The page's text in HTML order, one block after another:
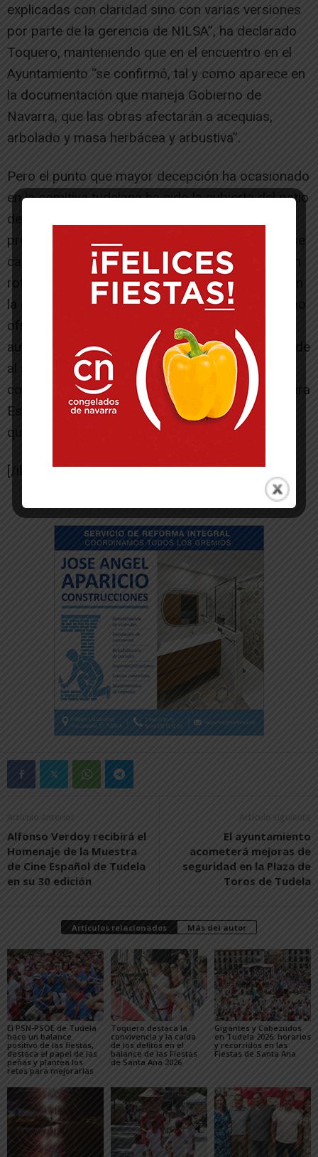
explicadas con claridad sino con varias versiones
por parte de la gerencia de NILSA”, ha declarado
Toquero, manteniendo que en el encuentro en el
Ayuntamiento “se confirmó, tal y como aparece en
la documentación que maneja Gobierno de
Navarra, que las obras afectarán a acequias,
arbolado y masa herbácea y arbustiva”.
Pero el punto que mayor decepción ha ocasionado
en la comitiva tudelana ha sido la cubierta del patio
del colegio público Huertas Mayores, donde la
propuesta del Ayuntamiento de Tudela de hacerse
cargo del proyecto de obra ha sido rechazado en
rotundo por Educación. «La mayor decepción con
la que volvemos es la negativa a la cubierta. Hemo
ofrecido realizar el proyecto, compartir gastos,
aunque todo el mundo sabe que no le corresponde
al ayuntamiento, hemos ofrecido el mismo
convenio que permitió en 2018 la cubierta de Elvira
España, pero se cierran en banda y todo ha sido
que no».
[/ihc-hide-content]
Artículo anterior
Alfonso Verdoy recibirá el
Homenaje de la Muestra
de Cine Español de Tudela
en su 30 edición
Artículo siguiente
El ayuntamiento
acometerá mejoras de
seguridad en la Plaza de
Toros de Tudela
Artículos relacionados Más del autor
El PSN-PSOE de Tudela
hace un balance
positivo de las fiestas,
destaca el papel de las
peñas y plantea los
retos para mejorarlas
Toquero destaca la
convivencia y la caída
de los delitos en el
balance de las Fiestas
de Santa Ana 2026
Gigantes y Cabezudos
en Tudela 2026: horarios
y recorridos en las
Fiestas de Santa Ana